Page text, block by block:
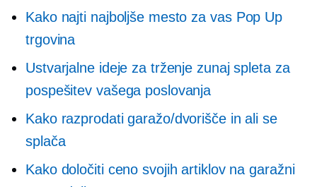
Kako najti najboljše mesto za vas Pop Up
trgovina
Ustvarjalne ideje za trženje zunaj spleta za
pospešitev vašega poslovanja
Kako razprodati garažo/dvorišče in ali se
splača
Kako določiti ceno svojih artiklov na garažni